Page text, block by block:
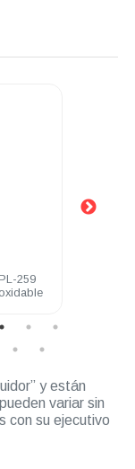
y están
variar sin
con su ejecutivo